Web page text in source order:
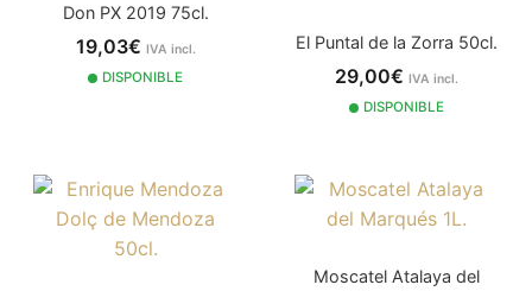
Don PX 2019 75cl.
19,03€ IVA incl.
DISPONIBLE
El Puntal de la Zorra 50cl.
29,00€ IVA incl.
DISPONIBLE
Moscatel Atalaya del